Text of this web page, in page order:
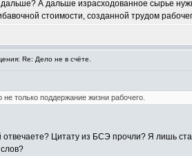
А дальше израсходованное сырье
стоимости, созданной трудом
Re: Дело не в счёте.
только поддержание жизни рабочего.
отвечаете? Цитату из БСЭ прочли? Я лишь